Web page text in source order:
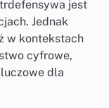
jest
Jednak
w kontekstach
cyfrowe,
dla